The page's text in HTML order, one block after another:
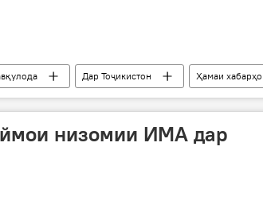
Дар Тоҷикистон Ҳамаи хабарҳо
низомии ИМА дар